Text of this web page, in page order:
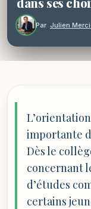
Par Julien
importante
Dès le
concernant
d’études
certains